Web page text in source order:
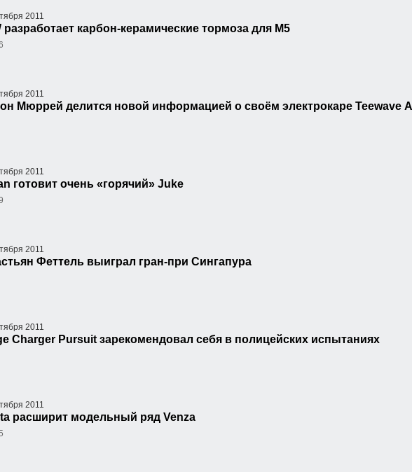
2011
разработает карбон-керамические тормоза для M5
2011
Мюррей делится новой информацией о своём электрокаре Teewave
2011
готовит очень «горячий» Juke
2011
Феттель выиграл гран-при Сингапура
2011
Charger Pursuit зарекомендовал себя в полицейских испытаниях
2011
расширит модельный ряд Venza